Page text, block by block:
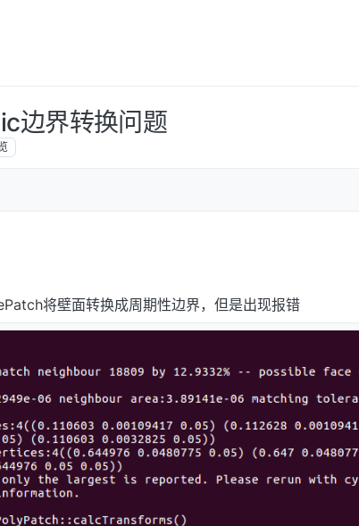
边界转换问题
将壁面转换成周期性边界，但是出现报错